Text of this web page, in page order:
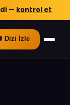
— kontrol et
Dizi İzle